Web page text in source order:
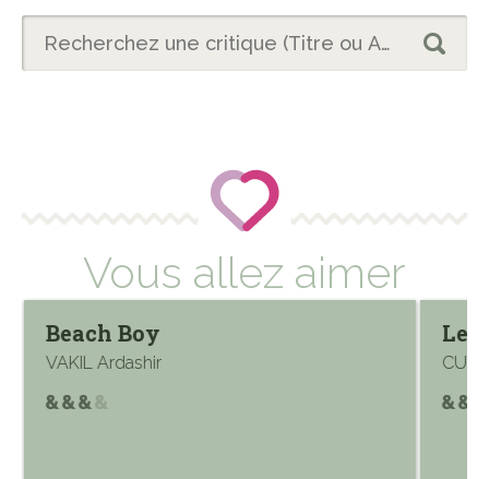
Vous allez aimer
Beach Boy
VAKIL Ardashir